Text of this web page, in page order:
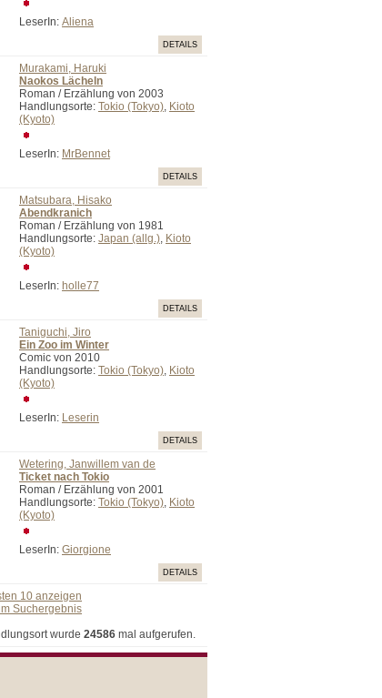
LeserIn: Aliena
DETAILS
Murakami, Haruki
Naokos Lächeln
Roman / Erzählung von 2003
Handlungsorte: Tokio (Tokyo), Kioto
(Kyoto)
LeserIn: MrBennet
DETAILS
Matsubara, Hisako
Abendkranich
Roman / Erzählung von 1981
Handlungsorte: Japan (allg.), Kioto
(Kyoto)
LeserIn: holle77
DETAILS
Taniguchi, Jiro
Ein Zoo im Winter
Comic von 2010
Handlungsorte: Tokio (Tokyo), Kioto
(Kyoto)
LeserIn: Leserin
DETAILS
Wetering, Janwillem van de
Ticket nach Tokio
Roman / Erzählung von 2001
Handlungsorte: Tokio (Tokyo), Kioto
(Kyoto)
LeserIn: Giorgione
DETAILS
10 anzeigen
Suchergebnis
wurde 24586 mal aufgerufen.